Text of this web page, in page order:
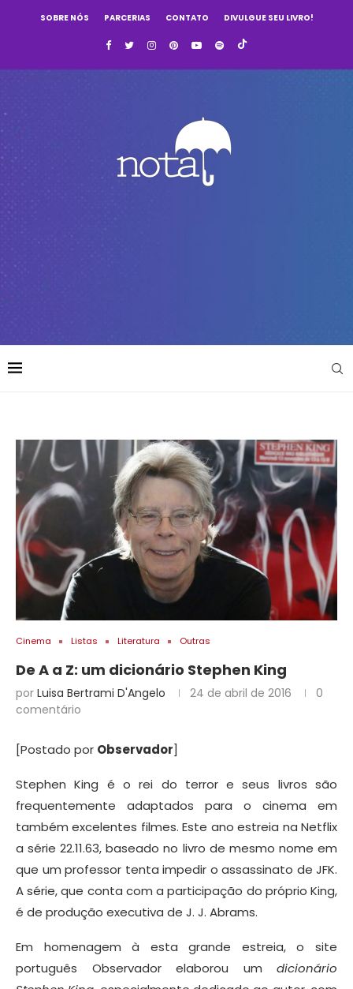
SOBRE NÓS PARCERIAS CONTATO DIVULGUE SEU LIVRO!
Cinema Listas Literatura Outras
De A a Z: um dicionário Stephen King
por Luisa Bertrami D'Angelo 24 de abril de 2016
0
comentário
[Postado por Observador]
Stephen King é o rei do terror e seus livros são
frequentemente adaptados para o cinema em
também excelentes filmes. Este ano estreia na Netflix
a série 22.11.63, baseado no livro de mesmo nome em
que um professor tenta impedir o assassinato de JFK.
A série, que conta com a participação do próprio King,
é de produção executiva de J. J. Abrams.
Em homenagem à esta grande estreia, o site
português Observador elaborou um dicionário